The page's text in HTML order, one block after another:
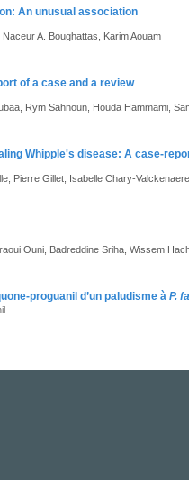
An unusual association
A. Boughattas, Karim Aouam
of a case and a review
Rym Sahnoun, Houda Hammami,
Whipple's disease: A case-
Pierre Gillet, Isabelle Chary-Valckenaere
Ouni, Badreddine Sriha, Wissem
proguanil d’un paludisme à P.